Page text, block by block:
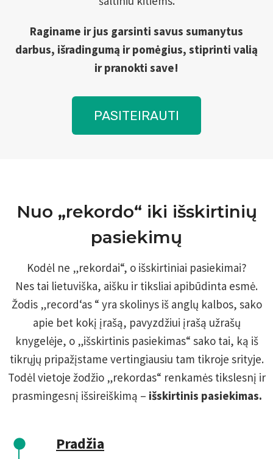
Raginame ir jus garsinti savus sumanytus
darbus, išradingumą ir pomėgius, stiprinti valią
ir pranokti save!
PASITEIRAUTI
Nuo „rekordo“ iki išskirtinių
pasiekimų
Kodėl ne „rekordai“, o išskirtiniai pasiekimai?
Nes tai lietuviška, aišku ir tiksliai apibūdinta esmė.
Žodis „record‘as “ yra skolinys iš anglų kalbos, sako
apie bet kokį įrašą, pavyzdžiui įrašą užrašų
knygelėje, o „išskirtinis pasiekimas“ sako tai, ką iš
tikrųjų pripažįstame vertingiausiu tam tikroje srityje.
Todėl vietoje žodžio „rekordas“ renkamės tikslesnį ir
prasmingesnį išsireiškimą – išskirtinis pasiekimas.
Pradžia